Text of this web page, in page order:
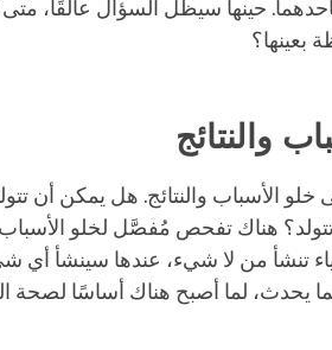
حينها سيظل السؤال عالقًا،
بعينها؟
والنتائج
خلو الأسباب والنتائج. هل يمكن أن
هناك تفحص مُفصَّل لخلو الأسباب
تنشأ من لا شيء، عندها سينشأ أي
يحدث، لما أصبح هناك أساسًا لصحة